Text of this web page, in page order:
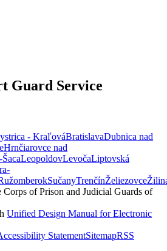
Guard Service
- KraľováBratislavaDubnica nad
Hrnčiarovce nad
LeopoldovLevočaLiptovská
SučanyTrenčínŽeliezovce
of Prison and Judicial Guards of
Unified Design Manual for Electronic
StatementSitemapRSS